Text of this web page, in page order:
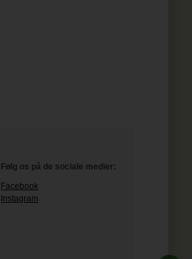
Følg os på de sociale medier:
Facebook
Instagram